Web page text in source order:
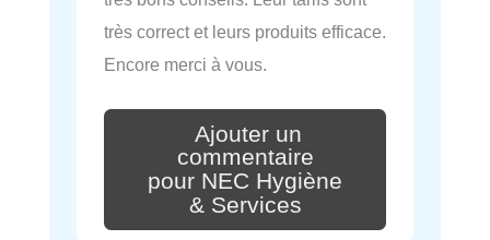
très correct et leurs produits efficace.
Encore merci à vous.
Ajouter un
commentaire
pour NEC Hygiène
& Services